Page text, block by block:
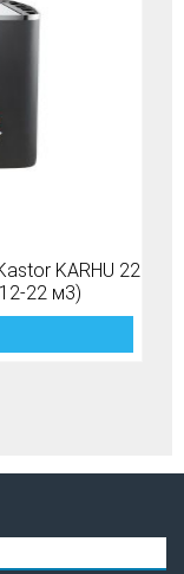
KARHU 22
22 м3)